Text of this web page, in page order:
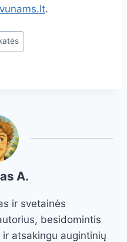
.
A.
ir svetainės
besidomintis
atsakingu augintinių